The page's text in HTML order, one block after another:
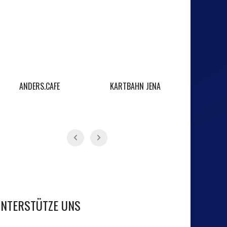
ANDERS.CAFE KARTBAHN JENA
UNS